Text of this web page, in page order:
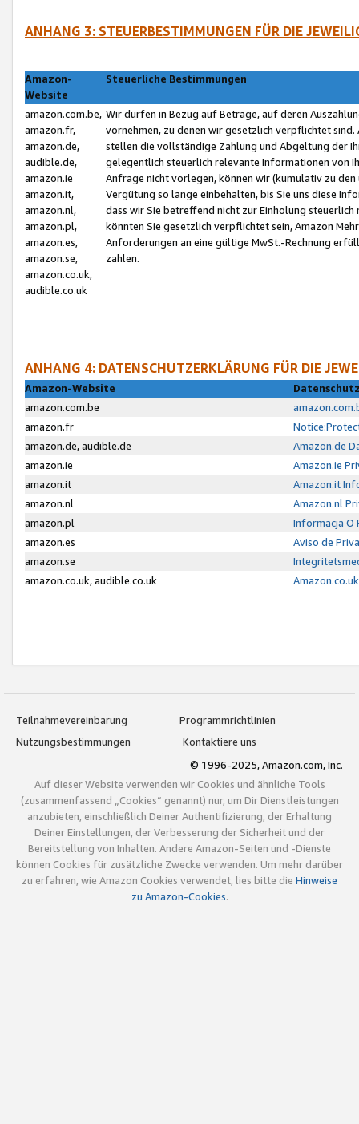
ANHANG 3: STEUERBESTIMMUNGEN FÜR DIE
Amazon-
Website
Steuerliche Bestimmungen
amazon.com.be,
amazon.fr,
amazon.de,
audible.de,
amazon.ie
amazon.it,
amazon.nl,
amazon.pl,
amazon.es,
amazon.se,
amazon.co.uk,
audible.co.uk
Wir dürfen in Bezug auf Beträge, auf deren
vornehmen, zu denen wir gesetzlich verpflichtet
stellen die vollständige Zahlung und Abgeltung der
gelegentlich steuerlich relevante Informationen von
Anfrage nicht vorlegen, können wir (kumulativ zu
Vergütung so lange einbehalten, bis Sie uns diese
dass wir Sie betreffend nicht zur Einholung
könnten Sie gesetzlich verpflichtet sein, Amazon
Anforderungen an eine gültige MwSt.-Rechnung
zahlen.
ANHANG 4: DATENSCHUTZERKLÄRUNG FÜR DIE
Amazon-Website
amazon.com.be
amazon.fr
amazon.de, audible.de
Amazon.de
amazon.ie
Amazon.ie
amazon.it
Amazon.it
amazon.nl
Amazon.nl
amazon.pl
Informacja O
amazon.es
Aviso de
amazon.se
amazon.co.uk, audible.co.uk
Teilnahmevereinbarung
Programmrichtlinien
Nutzungsbestimmungen
Kontaktiere uns
© 1996-2025, Amazon.com, Inc.
Auf dieser Website verwenden wir Cookies und ähnliche Tools
(zusammenfassend „Cookies“ genannt) nur, um Dir Dienstleistungen
anzubieten, einschließlich Deiner Authentifizierung, der Erhaltung
Deiner Einstellungen, der Verbesserung der Sicherheit und der
Bereitstellung von Inhalten. Andere Amazon-Seiten und -Dienste
können Cookies für zusätzliche Zwecke verwenden. Um mehr darüber
zu erfahren, wie Amazon Cookies verwendet, lies bitte die Hinweise
zu Amazon-Cookies.